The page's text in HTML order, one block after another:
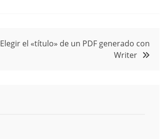
Elegir el «título» de un PDF generado con
Writer